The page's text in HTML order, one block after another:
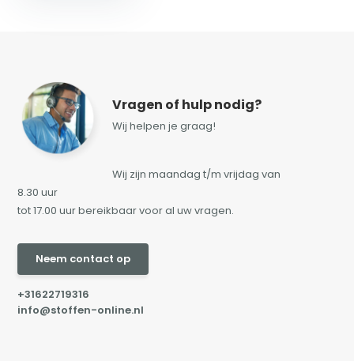
Vragen of hulp nodig?
Wij helpen je graag!
Wij zijn maandag t/m vrijdag van
8.30 uur
tot 17.00 uur bereikbaar voor al uw vragen.
Neem contact op
+31622719316
info@stoffen-online.nl